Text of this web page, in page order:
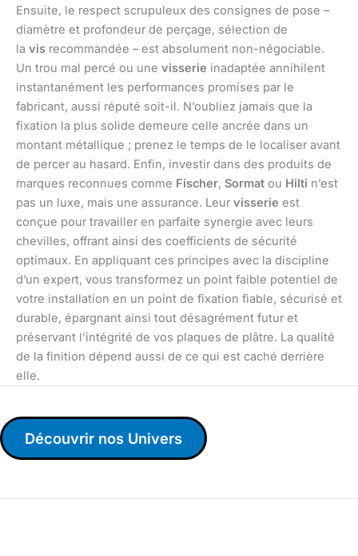
Ensuite, le respect scrupuleux des consignes de pose –
diamètre et profondeur de perçage, sélection de
la vis recommandée – est absolument non-négociable.
Un trou mal percé ou une visserie inadaptée annihilent
instantanément les performances promises par le
fabricant, aussi réputé soit-il. N’oubliez jamais que la
fixation la plus solide demeure celle ancrée dans un
montant métallique ; prenez le temps de le localiser avant
de percer au hasard. Enfin, investir dans des produits de
marques reconnues comme Fischer, Sormat ou Hilti n’est
pas un luxe, mais une assurance. Leur visserie est
conçue pour travailler en parfaite synergie avec leurs
chevilles, offrant ainsi des coefficients de sécurité
optimaux. En appliquant ces principes avec la discipline
d’un expert, vous transformez un point faible potentiel de
votre installation en un point de fixation fiable, sécurisé et
durable, épargnant ainsi tout désagrément futur et
préservant l’intégrité de vos plaques de plâtre. La qualité
de la finition dépend aussi de ce qui est caché derrière
elle.
Découvrir nos Univers